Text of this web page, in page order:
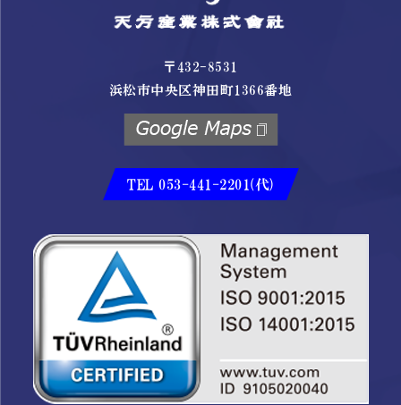
〒432-8531
浜松市中央区神田町1366番地
TEL 053-441-2201(代)